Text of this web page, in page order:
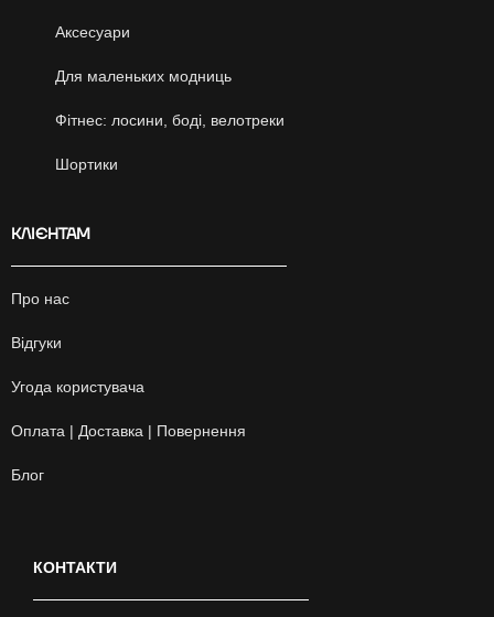
Аксесуари
Для маленьких модниць
Фітнес: лосини, боді, велотреки
Шортики
КЛІЄНТАМ
Про нас
Відгуки
Угода користувача
Оплата | Доставка | Повернення
Блог
КОНТАКТИ